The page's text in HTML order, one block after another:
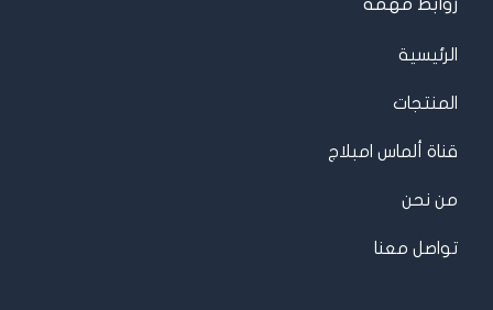
روابط مهمة
الرئيسية
المنتجات
قناة ألماس امبلاج
من نحن
تواصل معنا